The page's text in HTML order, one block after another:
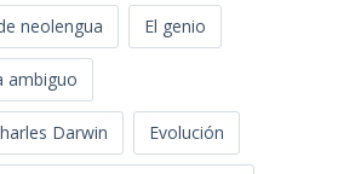
neolengua El genio
ambiguo
Darwin Evolución